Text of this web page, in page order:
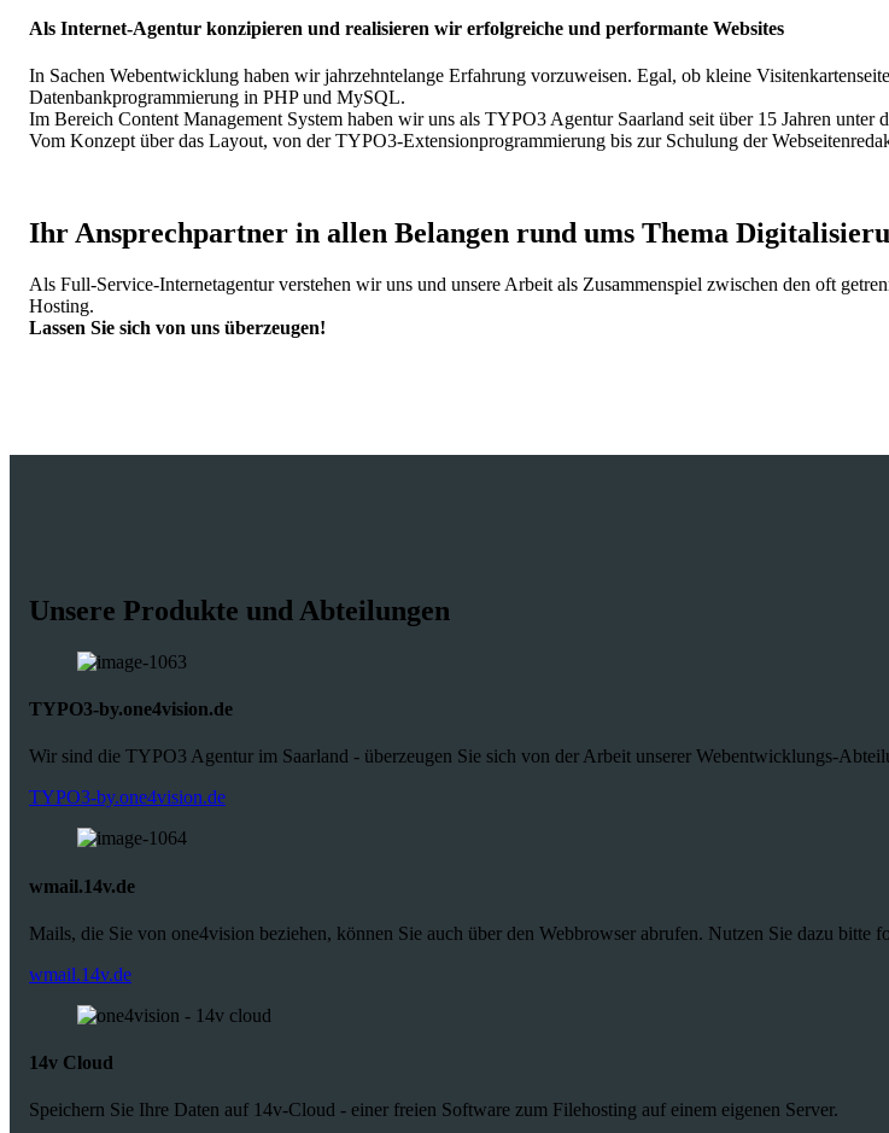
Als Internet-Agentur konzipieren und realisieren wir erfolgreiche und performante Websites
In Sachen Webentwicklung haben wir jahrzehntelange Erfahrung vorzuweisen. Egal, ob kleine
Datenbankprogrammierung in PHP und MySQL.
Im Bereich Content Management System haben wir uns als TYPO3 Agentur Saarland seit über 15 Jahren unter
Vom Konzept über das Layout, von der TYPO3-Extensionprogrammierung bis zur Schulung der
Ihr Ansprechpartner in allen Belangen rund ums Thema
Als Full-Service-Internetagentur verstehen wir uns und unsere Arbeit als Zusammenspiel zwischen den oft
Hosting.
Lassen Sie sich von uns überzeugen!
Unsere Produkte und Abteilungen
TYPO3-by.one4vision.de
Wir sind die TYPO3 Agentur im Saarland - überzeugen Sie sich von der Arbeit unserer Webentwicklungs-
TYPO3-by.one4vision.de
wmail.14v.de
Mails, die Sie von one4vision beziehen, können Sie auch über den Webbrowser abrufen. Nutzen Sie dazu bitte
wmail.14v.de
14v Cloud
Speichern Sie Ihre Daten auf 14v-Cloud - einer freien Software zum Filehosting auf einem eigenen Server.